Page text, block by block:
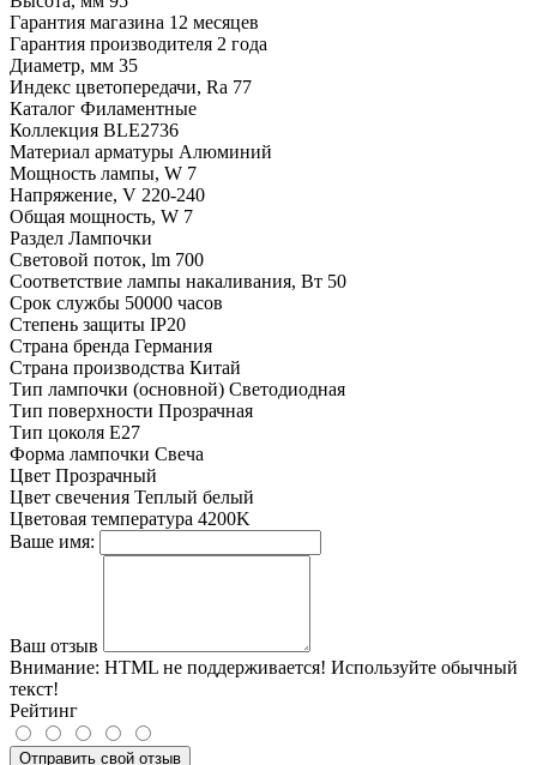
Гарантия магазина 12 месяцев
Гарантия производителя 2 года
Диаметр, мм 35
Индекс цветопередачи, Ra 77
Каталог Филаментные
Коллекция BLE2736
Материал арматуры Алюминий
Мощность лампы, W 7
Напряжение, V 220-240
Общая мощность, W 7
Раздел Лампочки
Световой поток, lm 700
Соответствие лампы накаливания, Вт 50
Срок службы 50000 часов
Степень защиты IP20
Страна бренда Германия
Страна производства Китай
Тип лампочки (основной) Светодиодная
Тип поверхности Прозрачная
Тип цоколя E27
Форма лампочки Свеча
Цвет Прозрачный
Цвет свечения Теплый белый
Цветовая температура 4200K
Ваше имя:
Ваш отзыв
Внимание: HTML не поддерживается! Используйте обычный
текст!
Рейтинг
Отправить свой отзыв